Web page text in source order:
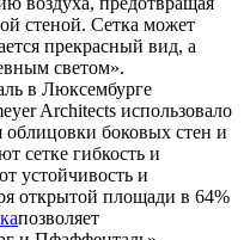
стеной. Сетка может
прекрасный вид, а
светом».
в Люксембурге
Architects использовало
боковых стен и
сетке гибкость и
устойчивость и
открытой площади в 64%
позволяет